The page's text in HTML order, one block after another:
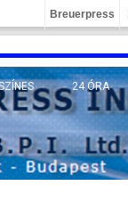
Breuerpress
TUDOMÁNY
24 ÓRA